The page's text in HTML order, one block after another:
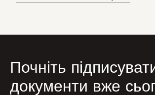
Почніть
документи вже